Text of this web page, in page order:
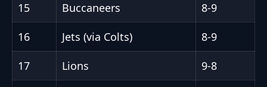
15 Buccaneers 8-9
16 Jets (via Colts) 8-9
17 Lions 9-8